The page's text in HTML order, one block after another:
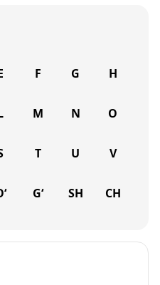
F G H
M N O
T U V
G‘ SH CH